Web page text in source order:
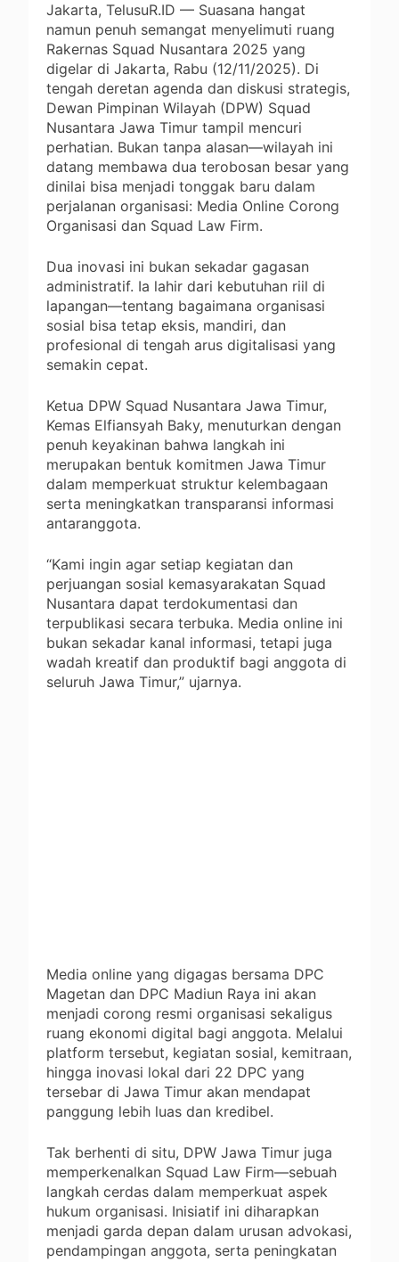
Jakarta, TelusuR.ID — Suasana hangat
namun penuh semangat menyelimuti ruang
Rakernas Squad Nusantara 2025 yang
digelar di Jakarta, Rabu (12/11/2025). Di
tengah deretan agenda dan diskusi strategis,
Dewan Pimpinan Wilayah (DPW) Squad
Nusantara Jawa Timur tampil mencuri
perhatian. Bukan tanpa alasan—wilayah ini
datang membawa dua terobosan besar yang
dinilai bisa menjadi tonggak baru dalam
perjalanan organisasi: Media Online Corong
Organisasi dan Squad Law Firm.
Dua inovasi ini bukan sekadar gagasan
administratif. Ia lahir dari kebutuhan riil di
lapangan—tentang bagaimana organisasi
sosial bisa tetap eksis, mandiri, dan
profesional di tengah arus digitalisasi yang
semakin cepat.
Ketua DPW Squad Nusantara Jawa Timur,
Kemas Elfiansyah Baky, menuturkan dengan
penuh keyakinan bahwa langkah ini
merupakan bentuk komitmen Jawa Timur
dalam memperkuat struktur kelembagaan
serta meningkatkan transparansi informasi
antaranggota.
“Kami ingin agar setiap kegiatan dan
perjuangan sosial kemasyarakatan Squad
Nusantara dapat terdokumentasi dan
terpublikasi secara terbuka. Media online ini
bukan sekadar kanal informasi, tetapi juga
wadah kreatif dan produktif bagi anggota di
seluruh Jawa Timur,” ujarnya.
Media online yang digagas bersama DPC
Magetan dan DPC Madiun Raya ini akan
menjadi corong resmi organisasi sekaligus
ruang ekonomi digital bagi anggota. Melalui
platform tersebut, kegiatan sosial, kemitraan,
hingga inovasi lokal dari 22 DPC yang
tersebar di Jawa Timur akan mendapat
panggung lebih luas dan kredibel.
Tak berhenti di situ, DPW Jawa Timur juga
memperkenalkan Squad Law Firm—sebuah
langkah cerdas dalam memperkuat aspek
hukum organisasi. Inisiatif ini diharapkan
menjadi garda depan dalam urusan advokasi,
pendampingan anggota, serta peningkatan